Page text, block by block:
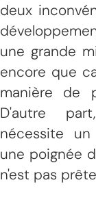
deux
une grande
encore que
manière de
D'autre
nécessite
une poignée
n'est pas